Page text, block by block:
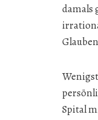
damals
Spital